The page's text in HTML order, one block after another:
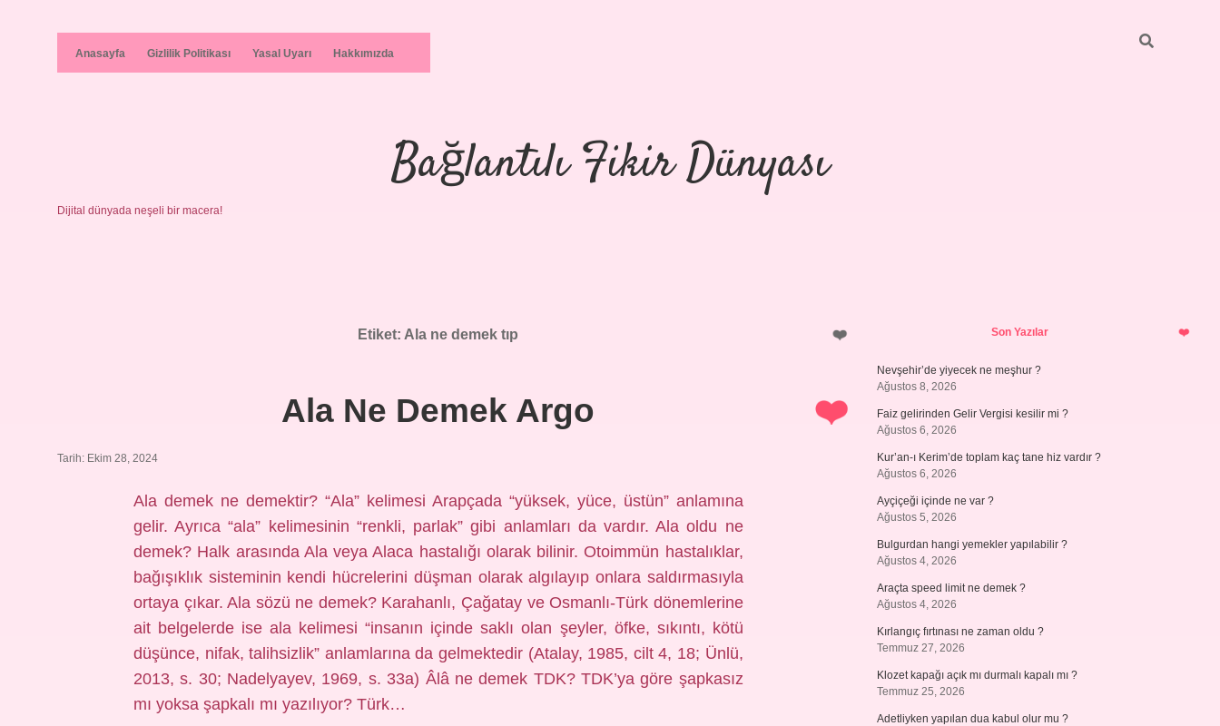
Anasayfa Gizlilik Politikası Yasal Uyarı Hakkımızda
Bağlantılı Fikir Dünyası
Dijital dünyada neşeli bir macera!
Etiket: Ala ne demek tıp
Ala Ne Demek Argo
Tarih: Ekim 28, 2024
Ala demek ne demektir? “Ala” kelimesi Arapçada “yüksek, yüce, üstün” anlamına
gelir. Ayrıca “ala” kelimesinin “renkli, parlak” gibi anlamları da vardır. Ala oldu ne
demek? Halk arasında Ala veya Alaca hastalığı olarak bilinir. Otoimmün hastalıklar,
bağışıklık sisteminin kendi hücrelerini düşman olarak algılayıp onlara saldırmasıyla
ortaya çıkar. Ala sözü ne demek? Karahanlı, Çağatay ve Osmanlı-Türk dönemlerine
ait belgelerde ise ala kelimesi “insanın içinde saklı olan şeyler, öfke, sıkıntı, kötü
düşünce, nifak, talihsizlik” anlamlarına da gelmektedir (Atalay, 1985, cilt 4, 18; Ünlü,
2013, s. 30; Nadelyayev, 1969, s. 33a) Âlâ ne demek TDK? TDK’ya göre şapkasız
mı yoksa şapkalı mı yazılıyor? Türk…
SidebarSon Yazılar
Nevşehir’de yiyecek ne meşhur ?
Ağustos 8, 2026
Faiz gelirinden Gelir Vergisi kesilir mi ?
Ağustos 6, 2026
Kur’an-ı Kerim’de toplam kaç tane hiz vardır ?
Ağustos 6, 2026
Ayçiçeği içinde ne var ?
Ağustos 5, 2026
Bulgurdan hangi yemekler yapılabilir ?
Ağustos 4, 2026
Araçta speed limit ne demek ?
Ağustos 4, 2026
Kırlangıç fırtınası ne zaman oldu ?
Temmuz 27, 2026
Klozet kapağı açık mı durmalı kapalı mı ?
Temmuz 25, 2026
Adetliyken yapılan dua kabul olur mu ?